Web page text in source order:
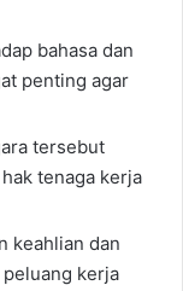
bahasa dan
penting agar
tersebut
tenaga kerja
keahlian dan
kerja